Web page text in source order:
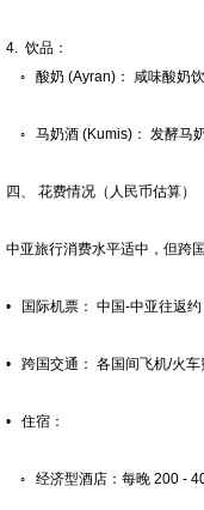
4. 饮品：
◦ 酸奶 (Ayran)： 咸味酸奶饮
◦ 马奶酒 (Kumis)： 发酵马奶
四、 花费情况（人民币估算）
中亚旅行消费水平适中，但跨
• 国际机票： 中国-中亚往返约
• 跨国交通： 各国间飞机/火车
• 住宿：
◦ 经济型酒店：每晚 200 -